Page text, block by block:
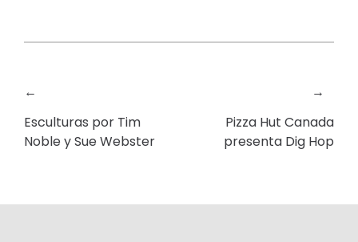
←
Esculturas por Tim
Noble y Sue Webster
→
Pizza Hut Canada
presenta Dig Hop